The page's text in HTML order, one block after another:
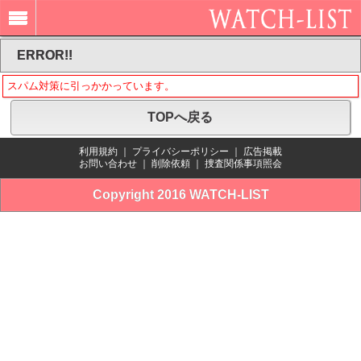
ERROR!!
スパム対策に引っかかっています。
TOPへ戻る
利用規約 プライバシーポリシー
広告掲載
お問い合わせ
削除依頼 捜査関係事項照会
Copyright 2016 WATCH-LIST